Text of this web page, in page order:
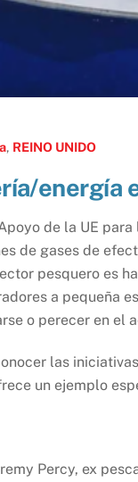
, REINO UNIDO
energía
de la UE
de gases de
pesquero es
a pequeña
o perecer en el
las
un ejemplo
Percy, ex